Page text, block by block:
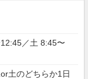
／土 8:45〜
土のどちらか1日